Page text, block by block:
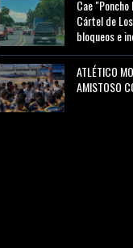
Cae
Cártel de
bloqueos e
ATLÉTICO
AMISTOSO